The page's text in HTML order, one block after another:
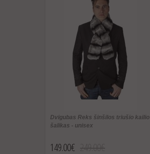
Dvigubas Reks šinšilos triušio kailio
šalikas - unisex
149.00€